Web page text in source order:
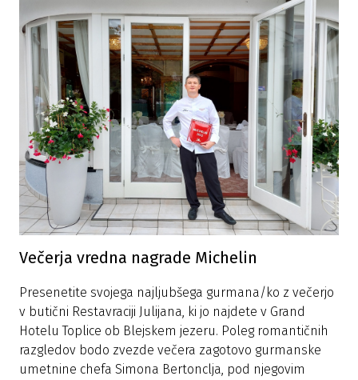
Večerja vredna nagrade Michelin
Presenetite svojega najljubšega gurmana/ko z večerjo
v butični Restavraciji Julijana, ki jo najdete v Grand
Hotelu Toplice ob Blejskem jezeru. Poleg romantičnih
razgledov bodo zvezde večera zagotovo gurmanske
umetnine chefa Simona Bertonclja, pod njegovim